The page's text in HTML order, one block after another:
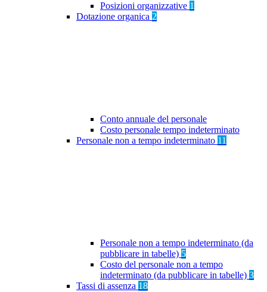
Posizioni organizzative 1
Dotazione organica 2
Conto annuale del personale
Costo personale tempo indeterminato
Personale non a tempo indeterminato 11
Personale non a tempo indeterminato (da
pubblicare in tabelle) 5
Costo del personale non a tempo
indeterminato (da pubblicare in tabelle) 3
Tassi di assenza 18